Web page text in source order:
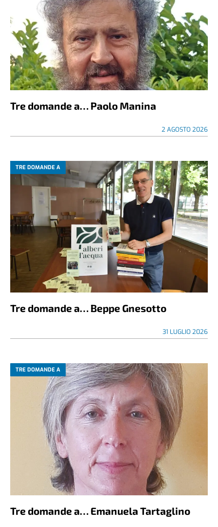
Tre domande a… Paolo Manina
2 AGOSTO 2026
TRE DOMANDE A
Tre domande a… Beppe Gnesotto
31 LUGLIO 2026
TRE DOMANDE A
Tre domande a… Emanuela Tartaglino